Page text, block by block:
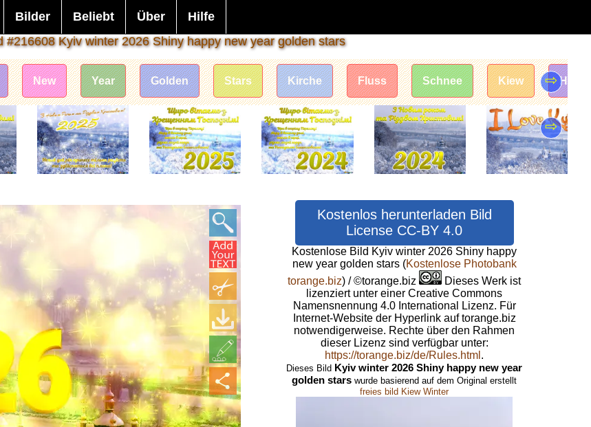
Bilder Beliebt Über
Hilfe
#216608 Kyiv winter 2026 Shiny happy new year golden stars
New Year Golden Stars Kirche Fluss Schnee Kiew ⇨
⇨
Kostenlos herunterladen Bild
License CC-BY 4.0
Kostenlose Bild Kyiv winter 2026 Shiny happy
new year golden stars (Kostenlose Photobank
torange.biz) / ©torange.biz
Dieses Werk ist
lizenziert unter einer Creative Commons
Namensnennung 4.0 International Lizenz. Für
Internet-Website der Hyperlink auf torange.biz
notwendigerweise. Rechte über den Rahmen
dieser Lizenz sind verfügbar unter:
https://torange.biz/de/Rules.html .
Dieses Bild Kyiv winter 2026 Shiny happy new year
golden stars wurde basierend auf dem Original erstellt
freies bild Kiew Winter